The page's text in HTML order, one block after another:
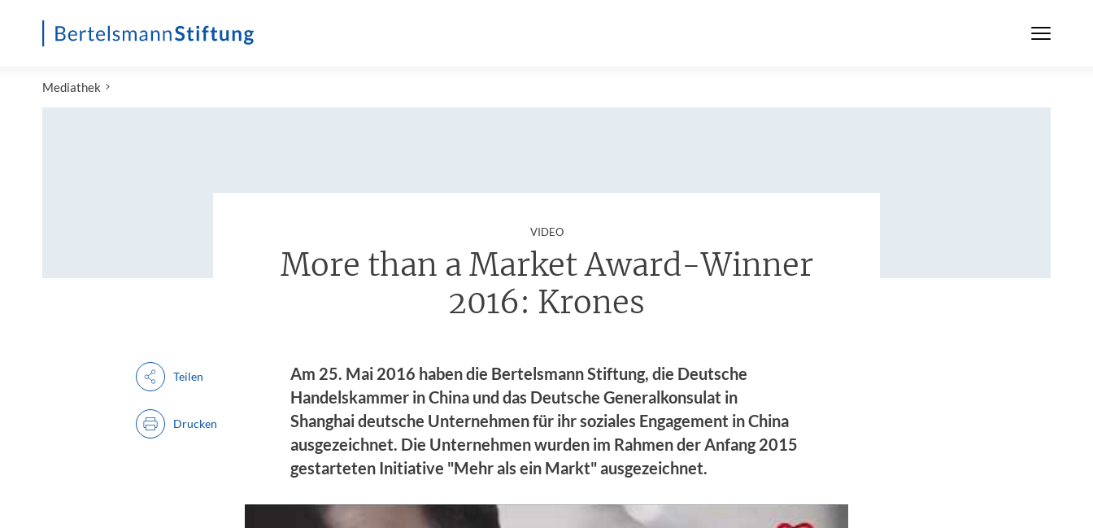
Mediathek
VIDEO:
More than a Market Award-Winner
2016: Krones
Am 25. Mai 2016 haben die Bertelsmann Stiftung, die Deutsche
Handelskammer in China und das Deutsche Generalkonsulat in
Shanghai deutsche Unternehmen für ihr soziales Engagement in China
ausgezeichnet. Die Unternehmen wurden im Rahmen der Anfang 2015
gestarteten Initiative "Mehr als ein Markt" ausgezeichnet.
Teilen
Drucken